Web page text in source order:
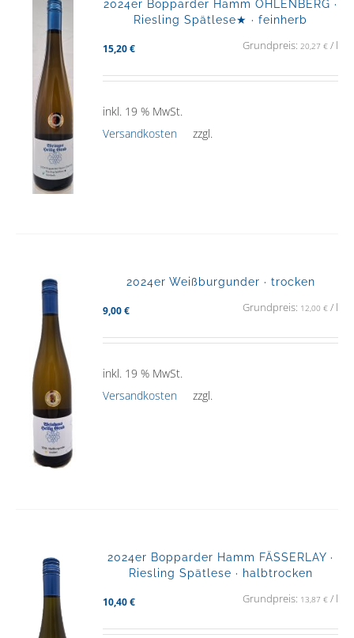
2024er Bopparder Hamm OHLENBERG ·
Riesling Spätlese★ · feinherb
15,20€ Grundpreis: 20,27 €/ l
inkl. 19 % MwSt.
zzgl.
Versandkosten
2024er Weißburgunder · trocken
9,00€ Grundpreis: 12,00 €/ l
inkl. 19 % MwSt.
zzgl.
Versandkosten
2024er Bopparder Hamm FÄSSERLAY ·
Riesling Spätlese · halbtrocken
10,40€ Grundpreis: 13,87 €/ l